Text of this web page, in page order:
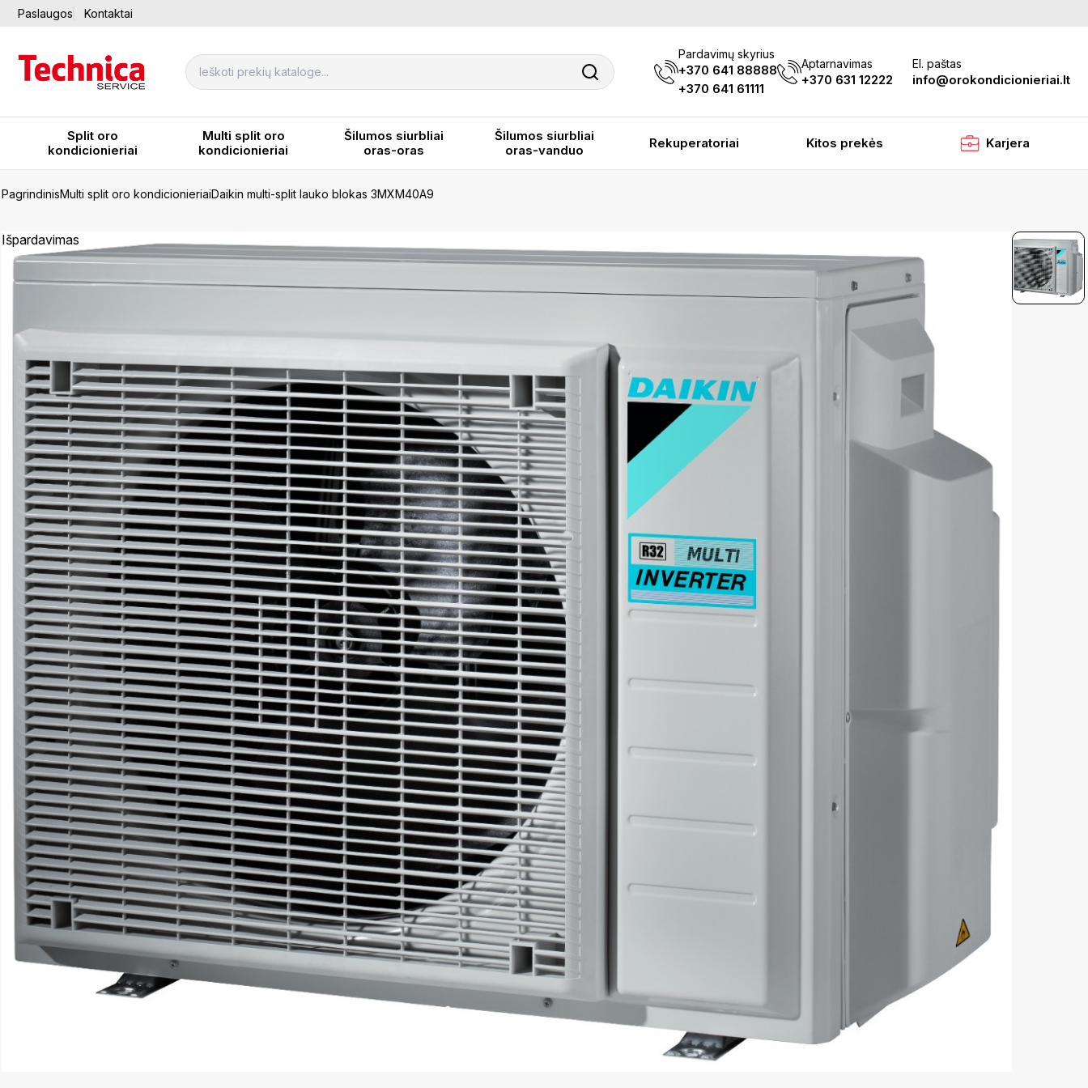
Paslaugos Kontaktai
Pardavimų skyrius
+370 641 88888
+370 641 61111
Aptarnavimas
+370 631 12222
El. paštas
info@orokondicionieriai.lt
Split oro
kondicionieriai
Multi split oro
kondicionieriai
Šilumos siurbliai
oras-oras
Šilumos siurbliai
oras-vanduo
Rekuperatoriai Kitos prekės Karjera
PagrindinisMulti split oro kondicionieriaiDaikin multi-split lauko blokas 3MXM40A9
Išpardavimas